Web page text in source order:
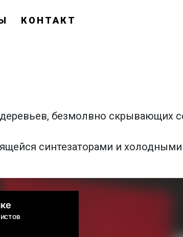
КОНТАКТ
безмолвно скрывающих
синтезаторами и